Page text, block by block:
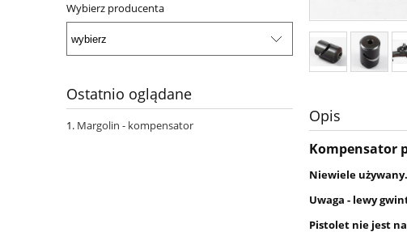
Wybierz producenta
Ostatnio oglądane
Margolin - kompensator Opis
Kompensator
Niewiele
Uwaga - lewy
Pistolet nie jest